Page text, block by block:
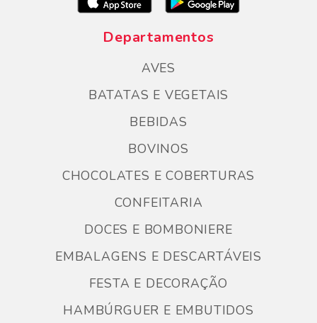
Departamentos
AVES
BATATAS E VEGETAIS
BEBIDAS
BOVINOS
CHOCOLATES E COBERTURAS
CONFEITARIA
DOCES E BOMBONIERE
EMBALAGENS E DESCARTÁVEIS
FESTA E DECORAÇÃO
HAMBÚRGUER E EMBUTIDOS